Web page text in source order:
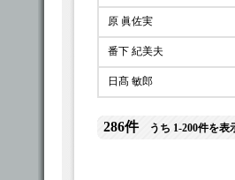
原 眞佐実
番下 紀美夫
日髙 敏郎
286件うち 1-200件を表